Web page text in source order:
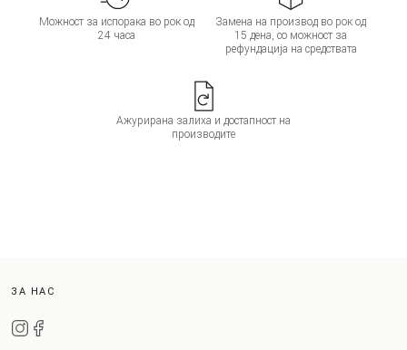
Можност за испорака во рок од
24 часа
Замена на производ во рок од
15 дена, со можност за
рефундација на средствата
Ажурирана залиха и достапност на
производите
ЗА НАС